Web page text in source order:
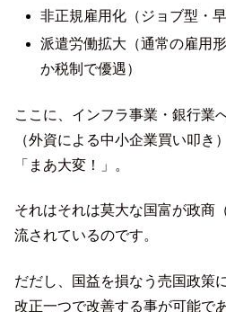
非正規雇用化（ジョブ型・
派遣労働拡大（通常の雇用
か税制で優遇）
ここに、インフラ事業・銀行業
（外資による中小企業買い叩き
「まあ大変！」。
それはそれは莫大な国富が政商
流されているのです。
だだし、国益を損なう売国政策
改正一つで改善する事が可能で